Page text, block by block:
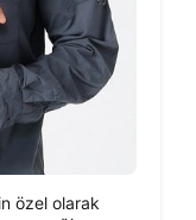
özel olarak